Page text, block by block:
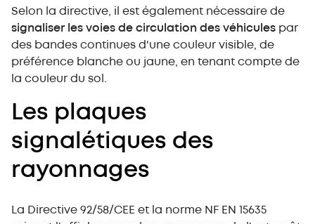
Selon la directive, il est également nécessaire de
signaliser les voies de circulation des véhicules par
des bandes continues d'une couleur visible, de
préférence blanche ou jaune, en tenant compte de
la couleur du sol.
Les plaques
signalétiques des
rayonnages
La Directive 92/58/CEE et la norme NF EN 15635